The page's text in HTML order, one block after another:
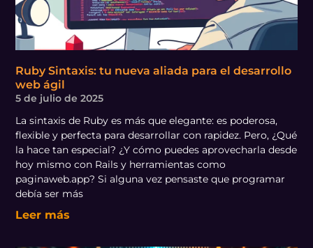
Ruby Sintaxis: tu nueva aliada para el desarrollo
web ágil
5 de julio de 2025
La sintaxis de Ruby es más que elegante: es poderosa,
flexible y perfecta para desarrollar con rapidez. Pero, ¿Qué
la hace tan especial? ¿Y cómo puedes aprovecharla desde
hoy mismo con Rails y herramientas como
paginaweb.app? Si alguna vez pensaste que programar
debía ser más
Leer más